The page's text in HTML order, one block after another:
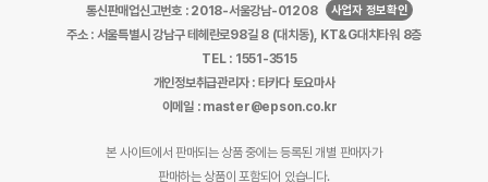
통신판매업신고번호 : 2018-서울강남-01208
사업자 정보확인
주소 : 서울특별시 강남구 테헤란로98길 8 (대치동), KT&G대치타워 8층
TEL : 1551-3515
개인정보취급관리자 : 타카다 토요마사
이메일 : master@epson.co.kr
본 사이트에서 판매되는 상품 중에는 등록된 개별 판매자가
판매하는 상품이 포함되어 있습니다.